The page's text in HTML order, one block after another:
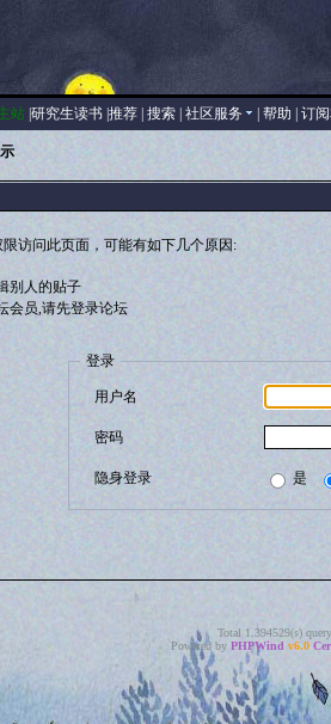
站| 研究生读书| 推荐| 搜索| 社区服务 帮助 订
访问此页面，可能有如下几个原因:
别人的贴子
会员,请先登录论坛
登录
用户名
密码
隐身登录 是
Total 1.394529(s)
Powered by PHPWind v6.0